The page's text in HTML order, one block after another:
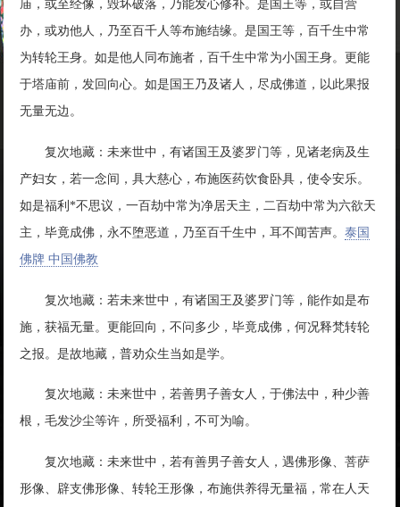
庙，或至经像，毁坏破落，乃能发心修补。是国王等，或自营
办，或劝他人，乃至百千人等布施结缘。是国王等，百千生中常
为转轮王身。如是他人同布施者，百千生中常为小国王身。更能
于塔庙前，发回向心。如是国王乃及诸人，尽成佛道，以此果报
无量无边。
复次地藏：未来世中，有诸国王及婆罗门等，见诸老病及生
产妇女，若一念间，具大慈心，布施医药饮食卧具，使令安乐。
如是福利*不思议，一百劫中常为净居天主，二百劫中常为六欲天
主，毕竟成佛，永不堕恶道，乃至百千生中，耳不闻苦声。泰国
佛牌 中国佛教
复次地藏：若未来世中，有诸国王及婆罗门等，能作如是布
施，获福无量。更能回向，不问多少，毕竟成佛，何况释梵转轮
之报。是故地藏，普劝众生当如是学。
复次地藏：未来世中，若善男子善女人，于佛法中，种少善
根，毛发沙尘等许，所受福利，不可为喻。
复次地藏：未来世中，若有善男子善女人，遇佛形像、菩萨
形像、辟支佛形像、转轮王形像，布施供养得无量福，常在人天